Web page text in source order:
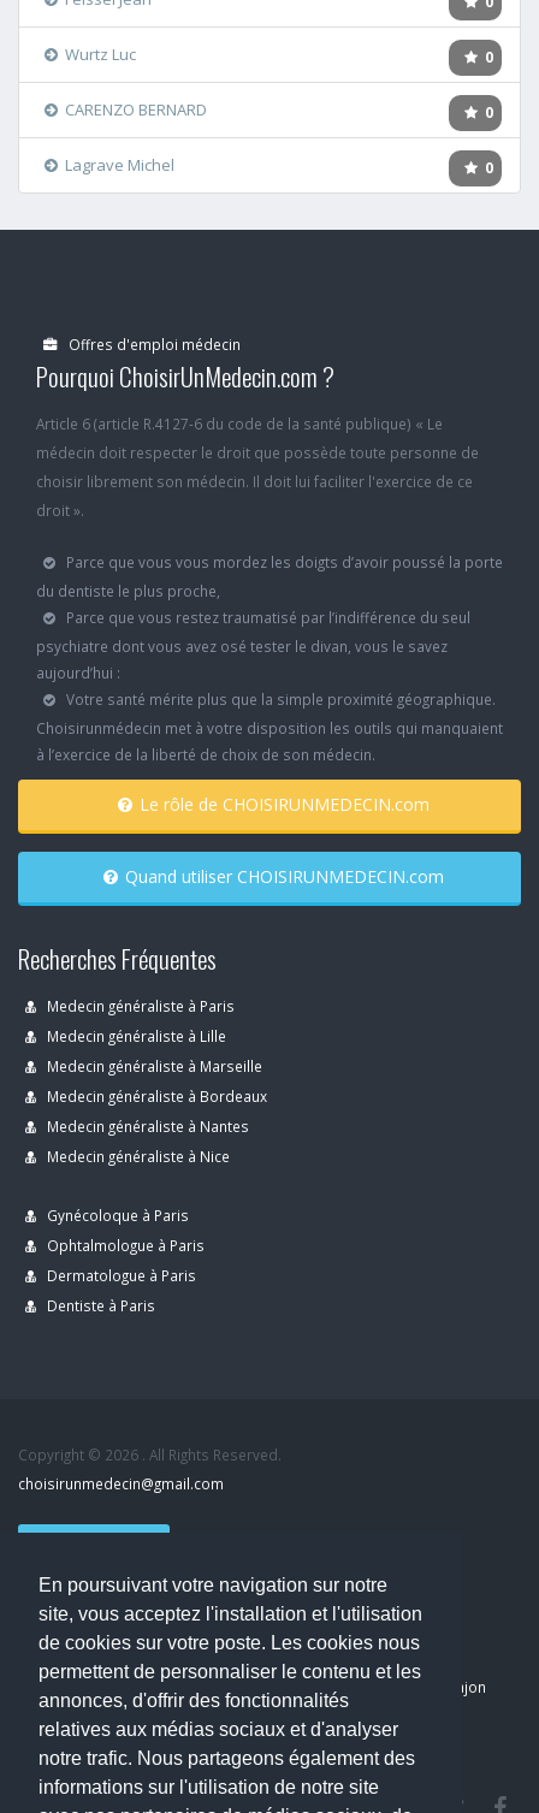
En poursuivant votre navigation sur notre
site, vous acceptez l'installation et l'utilisation
de cookies sur votre poste. Les cookies nous
permettent de personnaliser le contenu et les
annonces, d'offrir des fonctionnalités
relatives aux médias sociaux et d'analyser
notre trafic. Nous partageons également des
informations sur l'utilisation de notre site
0
Wurtz Luc
0
CARENZO BERNARD
0
Lagrave Michel
Offres d'emploi médecin
Pourquoi ChoisirUnMedecin.com ?
Article 6 (article R.4127-6 du code de la santé publique) « Le
médecin doit respecter le droit que possède toute personne de
choisir librement son médecin. Il doit lui faciliter l'exercice de ce
droit ».
Parce que vous vous mordez les doigts d’avoir poussé la porte
du dentiste le plus proche,
Parce que vous restez traumatisé par l’indifférence du seul
psychiatre dont vous avez osé tester le divan, vous le savez
aujourd’hui :
Votre santé mérite plus que la simple proximité géographique.
Choisirunmédecin met à votre disposition les outils qui manquaient
à l’exercice de la liberté de choix de son médecin.
Le rôle de CHOISIRUNMEDECIN.com
Quand utiliser CHOISIRUNMEDECIN.com
Recherches Fréquentes
Medecin généraliste à Paris
Medecin généraliste à Lille
Medecin généraliste à Marseille
Medecin généraliste à Bordeaux
Medecin généraliste à Nantes
Medecin généraliste à Nice
Gynécoloque à Paris
Ophtalmologue à Paris
Dermatologue à Paris
Dentiste à Paris
Copyright © 2026 . All Rights Reserved.
choisirunmedecin@gmail.com
Nous contacter
Dernier avis : PASCAL DELCAMPE, Chirurgien maxillo-faciale à Arpajon
Mentions légales